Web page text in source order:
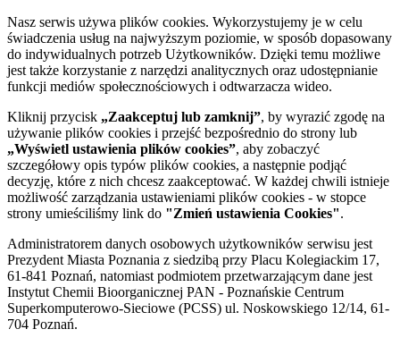
Nasz serwis używa plików cookies. Wykorzystujemy je w celu
świadczenia usług na najwyższym poziomie, w sposób dopasowany
do indywidualnych potrzeb Użytkowników. Dzięki temu możliwe
jest także korzystanie z narzędzi analitycznych oraz udostępnianie
funkcji mediów społecznościowych i odtwarzacza wideo.
Kliknij przycisk „Zaakceptuj lub zamknij”, by wyrazić zgodę na
używanie plików cookies i przejść bezpośrednio do strony lub
„Wyświetl ustawienia plików cookies”, aby zobaczyć
szczegółowy opis typów plików cookies, a następnie podjąć
decyzję, które z nich chcesz zaakceptować. W każdej chwili istnieje
możliwość zarządzania ustawieniami plików cookies - w stopce
strony umieściliśmy link do "Zmień ustawienia Cookies".
Administratorem danych osobowych użytkowników serwisu jest
Prezydent Miasta Poznania z siedzibą przy Placu Kolegiackim 17,
61-841 Poznań, natomiast podmiotem przetwarzającym dane jest
Instytut Chemii Bioorganicznej PAN - Poznańskie Centrum
Superkomputerowo-Sieciowe (PCSS) ul. Noskowskiego 12/14, 61-
704 Poznań.